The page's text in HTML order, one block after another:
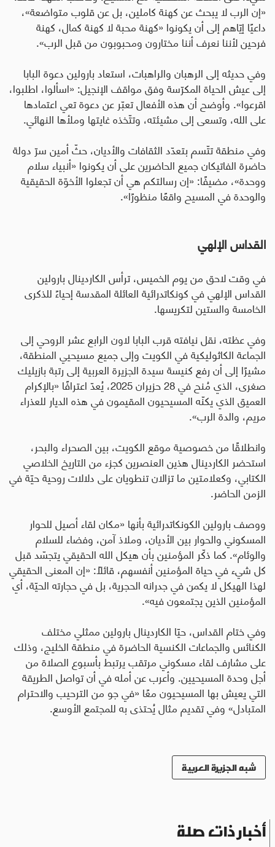
«إن الرب لا يبحث عن كهنة كاملين، بل عن قلوب متواضعة»،
داعيًا إيّاهم إلى أن يكونوا «كهنة محبة لا كهنة كمال، كهنة
فرحين لأننا نعرف أننا مختارون ومحبوبون من قبل الرب».
وفي حديثه إلى الرهبان والراهبات، استعاد بارولين دعوة البابا
إلى عيش الحياة المكرّسة وفق مواقف الإنجيل: «اسألوا، اطلبوا،
اقرعوا». وأوضح أن هذه الأفعال تعبّر عن دعوة تعي اعتمادها
على الله، وتسعى إلى مشيئته، وتتّخذه غايتها وملأها النهائي.
وفي منطقة تتّسم بتعدّد الثقافات والأديان، حثّ أمين سرّ دولة
حاضرة الفاتيكان جميع الحاضرين على أن يكونوا «أنبياء سلام
ووحدة»، مضيفًا: «إن رسالتكم هي أن تجعلوا الأخوّة الحقيقية
والوحدة في المسيح واقعًا منظورًا».
القداس الإلهي
في وقت لاحق من يوم الخميس، ترأس الكاردينال بارولين
القداس الإلهي في كونكاتدرائية العائلة المقدسة إحياءً للذكرى
الخامسة والستين لتكريسها.
وفي عظته، نقل نيافته قرب البابا لاون الرابع عشر الروحي إلى
الجماعة الكاثوليكية في الكويت وإلى جميع مسيحيي المنطقة،
مشيرًا إلى أن رفع كنيسة سيدة الجزيرة العربية إلى رتبة بازيليك
صغرى، الذي مُنح في 28 حزيران 2025، يُعدّ اعترافًا «بالإكرام
العميق الذي يكنّه المسيحيون المقيمون في هذه الديار للعذراء
مريم، والدة الرب».
وانطلاقًا من خصوصية موقع الكويت، بين الصحراء والبحر،
استحضر الكاردينال هذين العنصرين كجزء من التاريخ الخلاصي
الكتابي، وكعلامتين ما تزالان تنطويان على دلالات روحية حيّة في
الزمن الحاضر.
ووصف بارولين الكونكاتدرائية بأنها «مكان لقاء أصيل للحوار
المسكوني والحوار بين الأديان، وملاذ آمن، وفضاء للسلام
والوئام». كما ذكّر المؤمنين بأن هيكل الله الحقيقي يتجسّد قبل
كل شيء في حياة المؤمنين أنفسهم، قائلاً: «إن المعنى الحقيقي
لهذا الهيكل لا يكمن في جدرانه الحجرية، بل في حجارته الحيّة، أي
المؤمنين الذين يجتمعون فيه».
وفي ختام القداس، حيّا الكاردينال بارولين ممثلي مختلف
الكنائس والجماعات الكنسية الحاضرة في منطقة الخليج، وذلك
على مشارف لقاء مسكوني مرتقب يرتبط بأسبوع الصلاة من
أجل وحدة المسيحيين. وأعرب عن أمله في أن تواصل الطريقة
التي يعيش بها المسيحيون معًا «في جو من الترحيب والاحترام
المتبادل» وفي تقديم مثال يُحتذى به للمجتمع الأوسع.
شبه الجزيرة العربية
أخبار ذات صلة